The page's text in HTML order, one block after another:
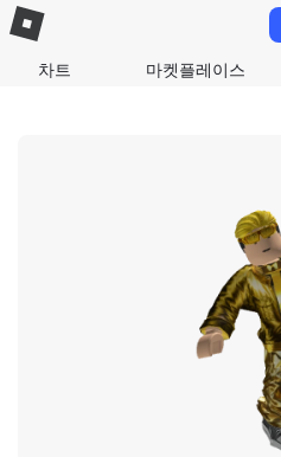
차트 마켓플레이스